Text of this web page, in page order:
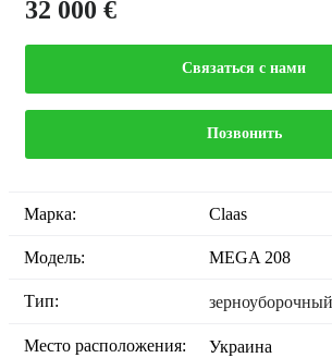
32 000 €
Связаться с нами
Позвонить
Марка: Claas
Модель: MEGA 208
Тип:
Место расположения:
Украина